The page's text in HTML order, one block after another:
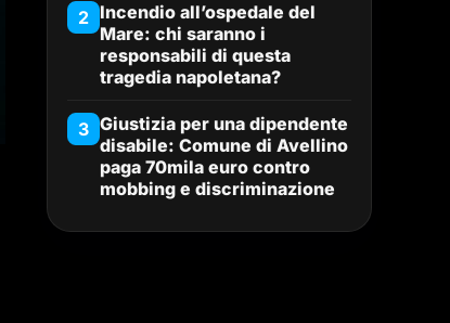
2 Incendio all’ospedale del
Mare: chi saranno i
responsabili di questa
tragedia napoletana?
3 Giustizia per una dipendente
disabile: Comune di Avellino
paga 70mila euro contro
mobbing e discriminazione